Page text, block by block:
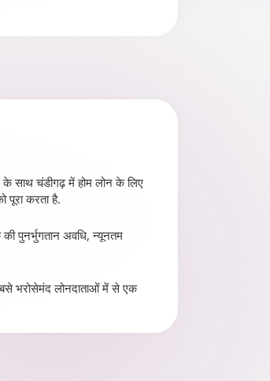
साथ चंडीगढ़ में होम लोन के लिए
करता है.
पुनर्भुगतान अवधि, न्यूनतम
भरोसेमंद लोनदाताओं में से एक